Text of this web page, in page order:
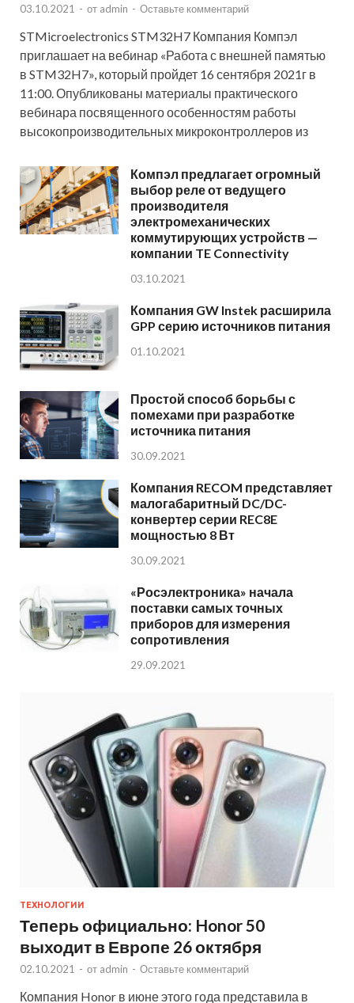
03.10.2021 - от admin - Оставьте комментарий
STMicroelectronics STM32H7 Компания Компэл
приглашает на вебинар «Работа с внешней памятью
в STM32H7», который пройдет 16 сентября 2021г в
11:00. Опубликованы материалы практического
вебинара посвященного особенностям работы
высокопроизводительных микроконтроллеров из
Компэл предлагает огромный
выбор реле от ведущего
производителя
электромеханических
коммутирующих устройств —
компании TE Connectivity
03.10.2021
Компания GW Instek расширила
GPP серию источников питания
01.10.2021
Простой способ борьбы с
помехами при разработке
источника питания
30.09.2021
Компания RECOM представляет
малогабаритный DC/DC-
конвертер серии REC8E
мощностью 8 Вт
30.09.2021
«Росэлектроника» начала
поставки самых точных
приборов для измерения
сопротивления
29.09.2021
ТЕХНОЛОГИИ
Теперь официально: Honor 50
выходит в Европе 26 октября
02.10.2021 - от admin - Оставьте комментарий
Компания Honor в июне этого года представила в